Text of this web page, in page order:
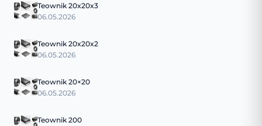
Teownik 20x20x3
06.05.2026
Teownik 20x20x2
06.05.2026
Teownik 20×20
06.05.2026
Teownik 200